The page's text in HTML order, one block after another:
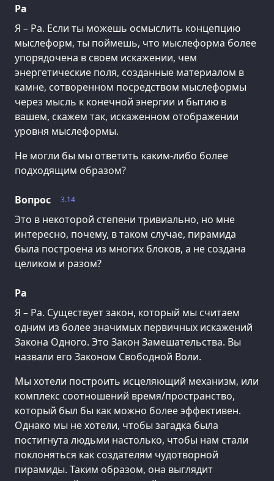
Ра
Я – Ра. Если ты можешь осмыслить концепцию
мыслеформ, ты поймешь, что мыслеформа более
упорядочена в своем искажении, чем
энергетические поля, созданные материалом в
камне, сотворенном посредством мыслеформы
через мысль к конечной энергии и бытию в
вашем, скажем так, искаженном отображении
уровня мыслеформы.
Не могли бы мы ответить каким-либо более
подходящим образом?
3.14
Вопрос
Это в некоторой степени тривиально, но мне
интересно, почему, в таком случае, пирамида
была построена из многих блоков, а не создана
целиком и разом?
Ра
Я – Ра. Существует закон, который мы считаем
одним из более значимых первичных искажений
Закона Одного. Это Закон Замешательства. Вы
назвали его Законом Свободной Воли.
Мы хотели построить исцеляющий механизм, или
комплекс соотношений время/пространство,
который был бы как можно более эффективен.
Однако мы не хотели, чтобы загадка была
постигнута людьми настолько, чтобы нам стали
поклоняться как создателям чудотворной
пирамиды. Таким образом, она выглядит